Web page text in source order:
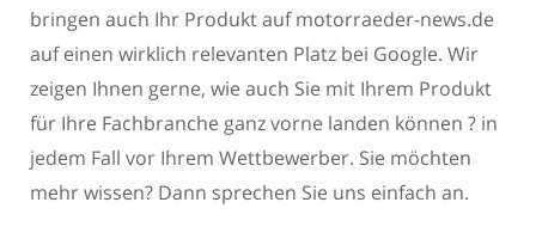
bringen auch Ihr Produkt auf motorraeder-news.de
auf einen wirklich relevanten Platz bei Google. Wir
zeigen Ihnen gerne, wie auch Sie mit Ihrem Produkt
für Ihre Fachbranche ganz vorne landen können ? in
jedem Fall vor Ihrem Wettbewerber. Sie möchten
mehr wissen? Dann sprechen Sie uns einfach an.